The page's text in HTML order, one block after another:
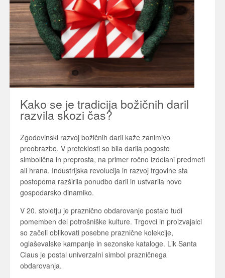
Kako se je tradicija božičnih daril
razvila skozi čas?
Zgodovinski razvoj božičnih daril kaže zanimivo
preobrazbo. V preteklosti so bila darila pogosto
simbolična in preprosta, na primer ročno izdelani predmeti
ali hrana. Industrijska revolucija in razvoj trgovine sta
postopoma razširila ponudbo daril in ustvarila novo
gospodarsko dinamiko.
V 20. stoletju je praznično obdarovanje postalo tudi
pomemben del potrošniške kulture. Trgovci in proizvajalci
so začeli oblikovati posebne praznične kolekcije,
oglaševalske kampanje in sezonske kataloge. Lik Santa
Claus je postal univerzalni simbol prazničnega
obdarovanja.